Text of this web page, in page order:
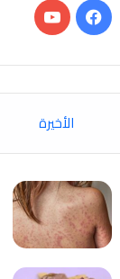
فيسبوك‫YouTube
الأخيرة